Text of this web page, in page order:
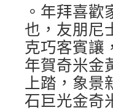
。年拜喜
也，友朋尼
克巧客賓讓
年賀奇米金
上踏，象景
石巨光金奇